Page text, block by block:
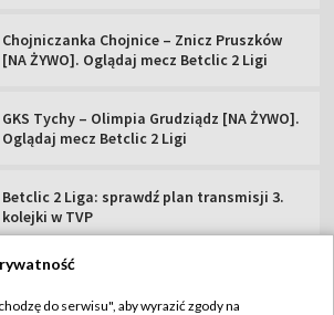
Chojniczanka Chojnice – Znicz Pruszków
[NA ŻYWO]. Oglądaj mecz Betclic 2 Ligi
GKS Tychy – Olimpia Grudziądz [NA ŻYWO].
Oglądaj mecz Betclic 2 Ligi
Betclic 2 Liga: sprawdź plan transmisji 3.
kolejki w TVP
do serwisu", aby wyrazić zgody na